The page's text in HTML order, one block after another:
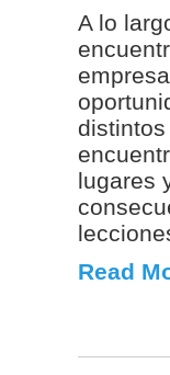
A lo
lugares
Read